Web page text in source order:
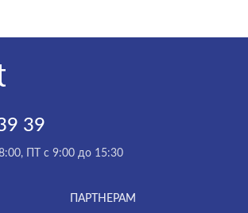
39
ПТ с 9:00 до 15:30
ПАРТНЕРАМ